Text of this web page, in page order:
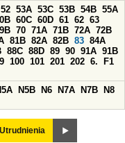
52 53A 53C 53B 54B 55A
60C 60D 61 62 63
70 71A 71B 72A 72B
81B 82A 82B 83 84A
88C 88D 89 90 91A 91B
100 101 201 202 6.
F1
N5B N6 N7A N7B
N8
Utrudnienia